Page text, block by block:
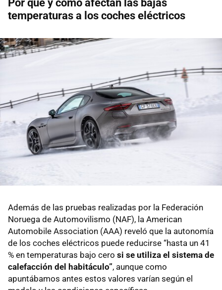
Por qué y cómo afectan las bajas
temperaturas a los coches eléctricos
Además de las pruebas realizadas por la Federación
Noruega de Automovilismo (NAF), la American
Automobile Association (AAA) reveló que la autonomía
de los coches eléctricos puede reducirse “hasta un 41
% en temperaturas bajo cero si se utiliza el sistema de
calefacción del habitáculo”, aunque como
apuntábamos antes estos valores varían según el